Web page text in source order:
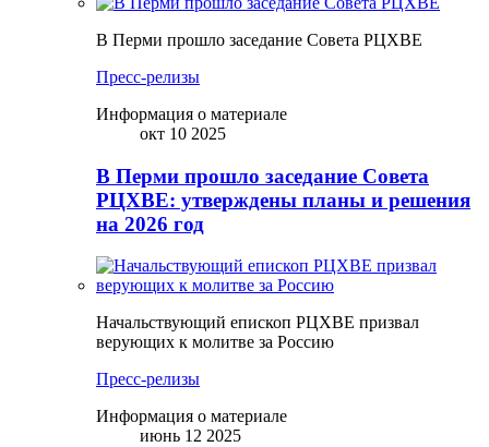
В Перми прошло заседание Совета РЦХВЕ
Пресс-релизы
Информация о материале
окт 10 2025
В Перми прошло заседание Совета
РЦХВЕ: утверждены планы и решения
на 2026 год
Начальствующий епископ РЦХВЕ призвал
верующих к молитве за Россию
Пресс-релизы
Информация о материале
июнь 12 2025